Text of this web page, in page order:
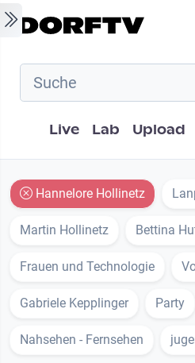
Skip to main content
Hauptnavigation
Live Lab Upload
Hannelore Hollinetz
Martin Hollinetz Bettina
Frauen und Technologie
Gabriele Kepplinger Party
Nahsehen - Fernsehen